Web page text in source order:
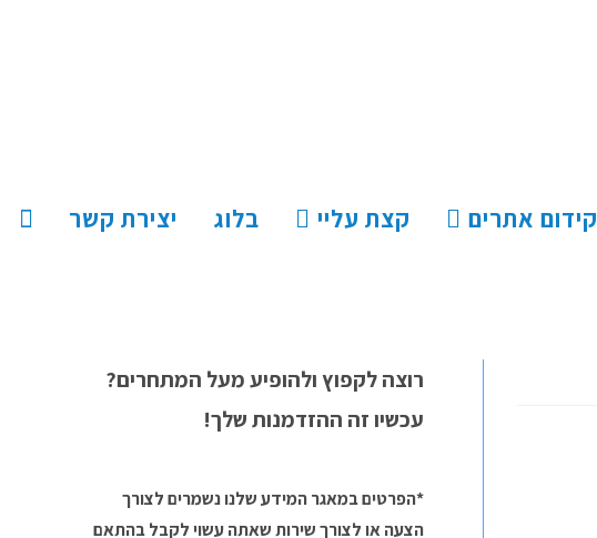
קידום אתרים קצת עליי בלוג יצירת קשר
רוצה לקפוץ ולהופיע מעל המתחרים?
עכשיו זה ההזדמנות שלך!
*הפרטים במאגר המידע שלנו נשמרים לצורך
הצעה או לצורך שירות שאתה עשוי לקבל בהתאם